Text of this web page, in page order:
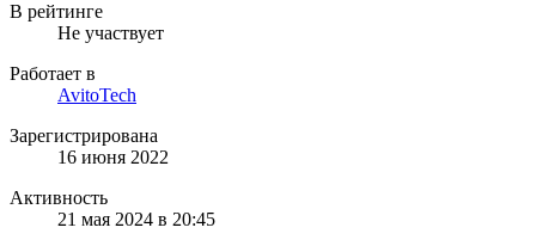
В рейтинге
Не участвует
Работает в
AvitoTech
Зарегистрирована
16 июня 2022
Активность
21 мая 2024 в 20:45